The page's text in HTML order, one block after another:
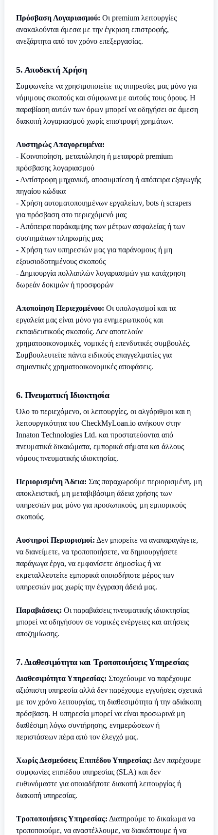
Πρόσβαση Λογαριασμού: Οι premium λειτουργίες
ανακαλούνται άμεσα με την έγκριση επιστροφής,
ανεξάρτητα από τον χρόνο επεξεργασίας.
5. Αποδεκτή Χρήση
Συμφωνείτε να χρησιμοποιείτε τις υπηρεσίες μας μόνο για
νόμιμους σκοπούς και σύμφωνα με αυτούς τους όρους. Η
παραβίαση αυτών των όρων μπορεί να οδηγήσει σε άμεση
διακοπή λογαριασμού χωρίς επιστροφή χρημάτων.
Αυστηρώς Απαγορευμένα:
- Κοινοποίηση, μεταπώληση ή μεταφορά premium
πρόσβασης λογαριασμού
- Αντίστροφη μηχανική, αποσυμπίεση ή απόπειρα εξαγωγής
πηγαίου κώδικα
- Χρήση αυτοματοποιημένων εργαλείων, bots ή scrapers
για πρόσβαση στο περιεχόμενό μας
- Απόπειρα παράκαμψης των μέτρων ασφαλείας ή των
συστημάτων πληρωμής μας
- Χρήση των υπηρεσιών μας για παράνομους ή μη
εξουσιοδοτημένους σκοπούς
- Δημιουργία πολλαπλών λογαριασμών για κατάχρηση
δωρεάν δοκιμών ή προσφορών
Αποποίηση Περιεχομένου: Οι υπολογισμοί και τα
εργαλεία μας είναι μόνο για ενημερωτικούς και
εκπαιδευτικούς σκοπούς. Δεν αποτελούν
χρηματοοικονομικές, νομικές ή επενδυτικές συμβουλές.
Συμβουλευτείτε πάντα ειδικούς επαγγελματίες για
σημαντικές χρηματοοικονομικές αποφάσεις.
6. Πνευματική Ιδιοκτησία
Όλο το περιεχόμενο, οι λειτουργίες, οι αλγόριθμοι και η
λειτουργικότητα του CheckMyLoan.io ανήκουν στην
Innaton Technologies Ltd. και προστατεύονται από
πνευματικά δικαιώματα, εμπορικά σήματα και άλλους
νόμους πνευματικής ιδιοκτησίας.
Περιορισμένη Άδεια: Σας παραχωρούμε περιορισμένη, μη
αποκλειστική, μη μεταβιβάσιμη άδεια χρήσης των
υπηρεσιών μας μόνο για προσωπικούς, μη εμπορικούς
σκοπούς.
Αυστηροί Περιορισμοί: Δεν μπορείτε να αναπαραγάγετε,
να διανείμετε, να τροποποιήσετε, να δημιουργήσετε
παράγωγα έργα, να εμφανίσετε δημοσίως ή να
εκμεταλλευτείτε εμπορικά οποιοδήποτε μέρος των
υπηρεσιών μας χωρίς την έγγραφη άδειά μας.
Παραβιάσεις: Οι παραβιάσεις πνευματικής ιδιοκτησίας
μπορεί να οδηγήσουν σε νομικές ενέργειες και αιτήσεις
αποζημίωσης.
7. Διαθεσιμότητα και Τροποποιήσεις Υπηρεσίας
Διαθεσιμότητα Υπηρεσίας: Στοχεύουμε να παρέχουμε
αξιόπιστη υπηρεσία αλλά δεν παρέχουμε εγγυήσεις σχετικά
με τον χρόνο λειτουργίας, τη διαθεσιμότητα ή την αδιάκοπη
πρόσβαση. Η υπηρεσία μπορεί να είναι προσωρινά μη
διαθέσιμη λόγω συντήρησης, ενημερώσεων ή
περιστάσεων πέρα από τον έλεγχό μας.
Χωρίς Δεσμεύσεις Επιπέδου Υπηρεσίας: Δεν παρέχουμε
συμφωνίες επιπέδου υπηρεσίας (SLA) και δεν
ευθυνόμαστε για οποιαδήποτε διακοπή λειτουργίας ή
διακοπή υπηρεσίας.
Τροποποιήσεις Υπηρεσίας: Διατηρούμε το δικαίωμα να
τροποποιούμε, να αναστέλλουμε, να διακόπτουμε ή να